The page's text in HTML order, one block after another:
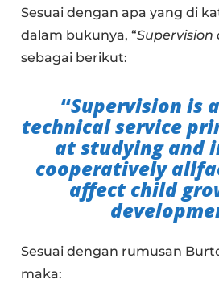
Sesuai dengan apa yang di
dalam bukunya, “Supervision
sebagai berikut:
“Supervision is
technical service
at studying and
cooperatively
affect child
Sesuai dengan rumusan
maka: